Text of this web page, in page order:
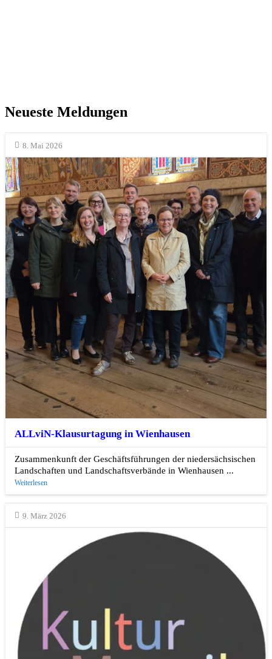
Neueste Meldungen
8. Mai 2026
ALLviN-Klausurtagung in Wienhausen
Zusammenkunft der Geschäftsführungen der niedersächsischen
Landschaften und Landschaftsverbände in Wienhausen ...
Weiterlesen
9. März 2026